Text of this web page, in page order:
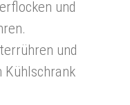
und
und
Kühlschrank